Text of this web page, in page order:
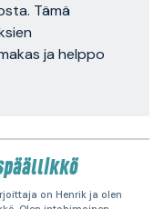
Tämä
ja helppo
on Henrik ja olen